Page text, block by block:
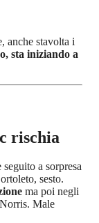
anche stavolta i
sta iniziando a
rischia
a sorpresa
sesto.
ma poi negli
Male